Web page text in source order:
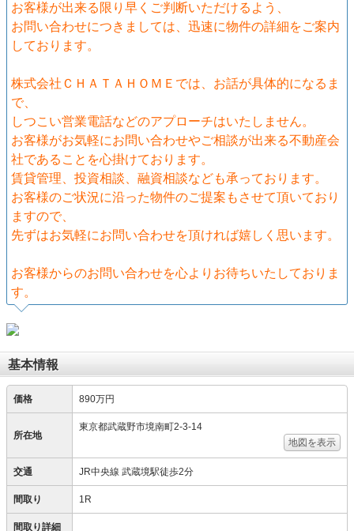
お客様が出来る限り早くご判断いただけるよう、
お問い合わせにつきましては、迅速に物件の詳細をご案内
しております。
株式会社ＣＨＡＴＡＨＯＭＥでは、お話が具体的になるま
で、
しつこい営業電話などのアプローチはいたしません。
お客様がお気軽にお問い合わせやご相談が出来る不動産会
社であることを心掛けております。
賃貸管理、投資相談、融資相談なども承っております。
お客様のご状況に沿った物件のご提案もさせて頂いており
ますので、
先ずはお気軽にお問い合わせを頂ければ嬉しく思います。
お客様からのお問い合わせを心よりお待ちいたしておりま
す。
基本情報
価格 890万円
所在地
東京都武蔵野市境南町2-3-14
地図を表示
交通 JR中央線 武蔵境駅徒歩2分
間取り 1R
間取り詳細